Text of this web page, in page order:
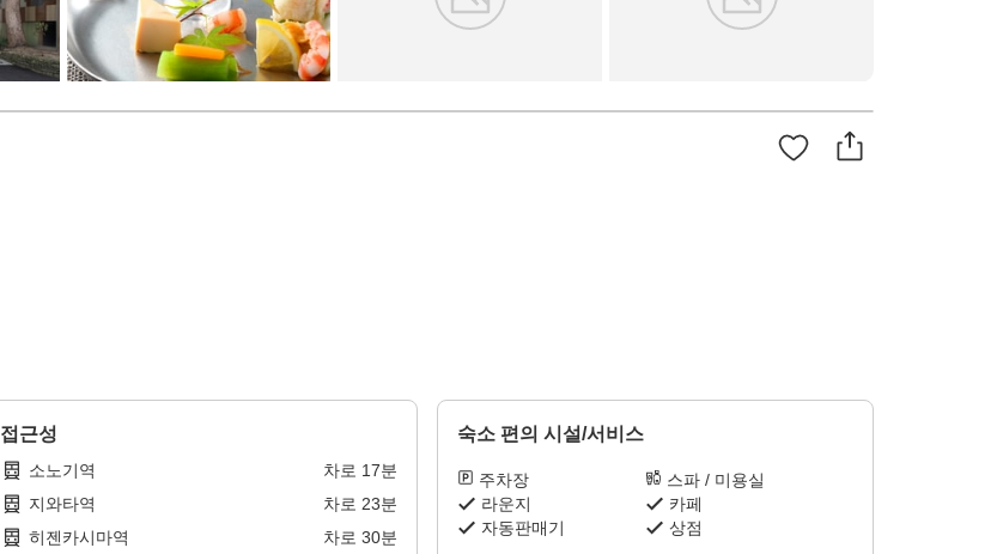
접근성
소노기역 차로 17분
지와타역
차로 23분
히젠카시마역
차로 30분
숙소 편의 시설/서비스
주차장
스파 / 미용실
라운지
카페
자동판매기
상점